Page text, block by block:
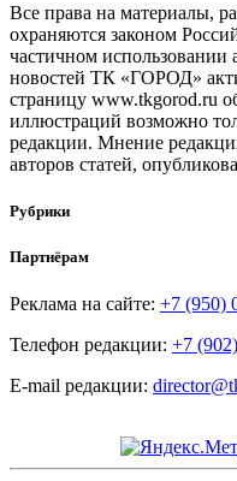
Все права на материалы,
охраняются законом
частичном
новостей ТК «ГОРОД»
страницу www.tkgorod.ru
иллюстраций возможно
редакции. Мнение
авторов статей,
Рубрики
Партнёрам
Реклама на сайте: +7 (950)
Телефон редакции: +7
E-mail редакции: